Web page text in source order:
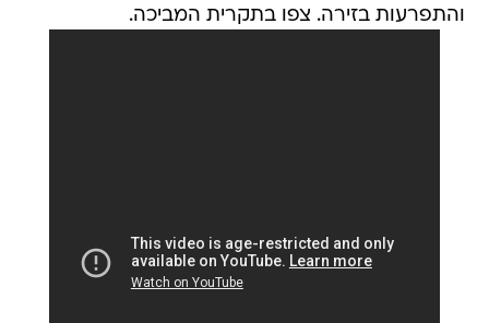
והתפרעות בזירה. צפו בתקרית המביכה.